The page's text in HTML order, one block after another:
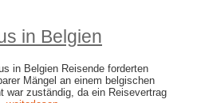
in Belgien
in Belgien Reisende forderten
Mängel an einem belgischen
war zuständig, da ein Reisevertrag